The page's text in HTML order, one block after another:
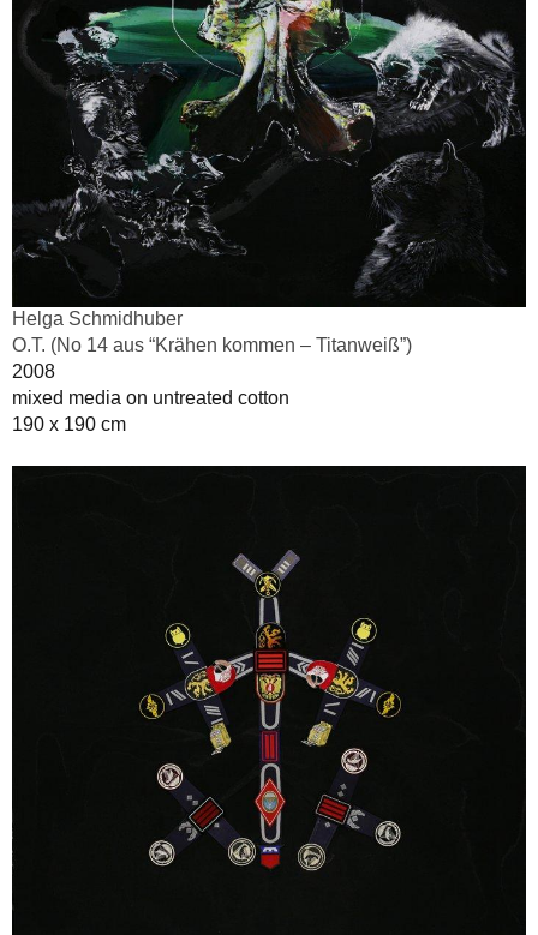
Helga Schmidhuber
O.T. (No 14 aus “Krähen kommen – Titanweiß”)
2008
mixed media on untreated cotton
190 x 190 cm